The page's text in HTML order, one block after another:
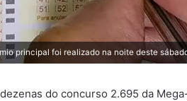
principal foi realizado na noite deste
do concurso 2.695 da